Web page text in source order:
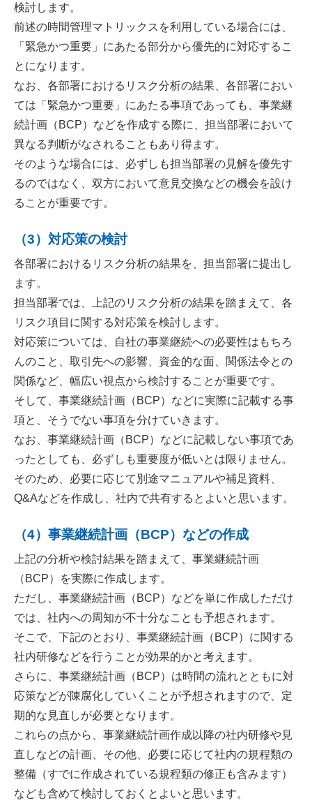
検討します。
前述の時間管理マトリックスを利用している場合には、
「緊急かつ重要」にあたる部分から優先的に対応するこ
とになります。
なお、各部署におけるリスク分析の結果、各部署におい
ては「緊急かつ重要」にあたる事項であっても、事業継
続計画（BCP）などを作成する際に、担当部署において
異なる判断がなされることもあり得ます。
そのような場合には、必ずしも担当部署の見解を優先す
るのではなく、双方において意見交換などの機会を設け
ることが重要です。
（3）対応策の検討
各部署におけるリスク分析の結果を、担当部署に提出し
ます。
担当部署では、上記のリスク分析の結果を踏まえて、各
リスク項目に関する対応策を検討します。
対応策については、自社の事業継続への必要性はもちろ
んのこと、取引先への影響、資金的な面、関係法令との
関係など、幅広い視点から検討することが重要です。
そして、事業継続計画（BCP）などに実際に記載する事
項と、そうでない事項を分けていきます。
なお、事業継続計画（BCP）などに記載しない事項であ
ったとしても、必ずしも重要度が低いとは限りません。
そのため、必要に応じて別途マニュアルや補足資料、
Q&Aなどを作成し、社内で共有するとよいと思います。
（4）事業継続計画（BCP）などの作成
上記の分析や検討結果を踏まえて、事業継続計画
（BCP）を実際に作成します。
ただし、事業継続計画（BCP）などを単に作成しただけ
では、社内への周知が不十分なことも予想されます。
そこで、下記のとおり、事業継続計画（BCP）に関する
社内研修などを行うことが効果的かと考えます。
さらに、事業継続計画（BCP）は時間の流れとともに対
応策などが陳腐化していくことが予想されますので、定
期的な見直しが必要となります。
これらの点から、事業継続計画作成以降の社内研修や見
直しなどの計画、その他、必要に応じて社内の規程類の
整備（すでに作成されている規程類の修正も含みます）
なども含めて検討しておくとよいと思います。